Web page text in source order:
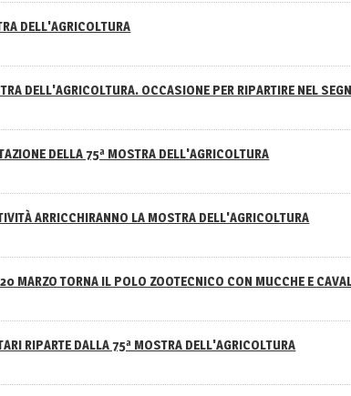
DELL'AGRICOLTURA
DELL'AGRICOLTURA. OCCASIONE PER RIPARTIRE NEL
DELLA 75ª MOSTRA DELL'AGRICOLTURA
ARRICCHIRANNO LA MOSTRA DELL'AGRICOLTURA
MARZO TORNA IL POLO ZOOTECNICO CON MUCCHE E
RIPARTE DALLA 75ª MOSTRA DELL'AGRICOLTURA